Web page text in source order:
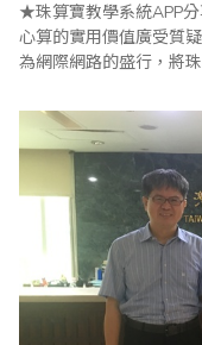
★珠算寶教學系統APP分享說明會 說明：電腦
心算的實用價值廣受質
為網際網路的盛行，將
學者研發珠心算結合計
論對老師、學生及整個大
型態已趨小班、混班且